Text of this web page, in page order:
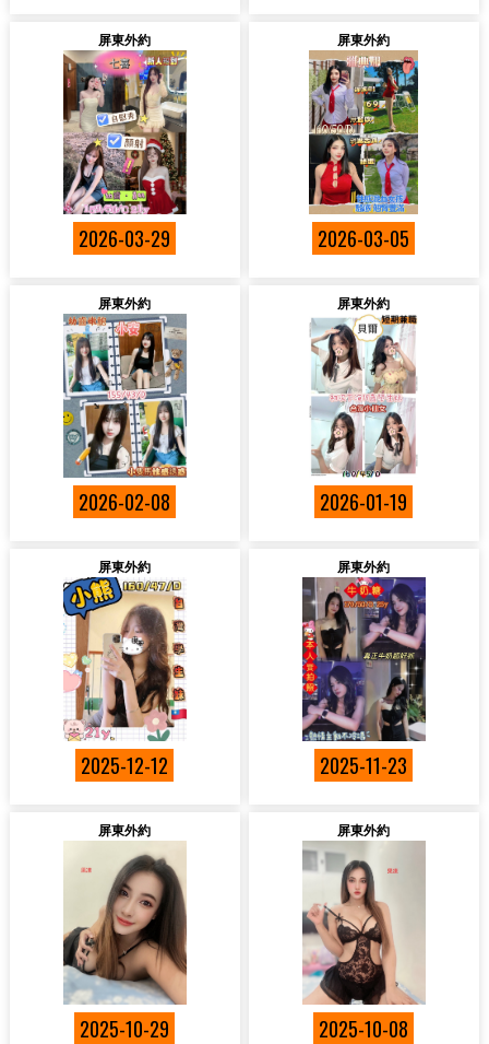
屏東外約
2026-03-29
屏東外約
2026-03-05
屏東外約
2026-02-08
屏東外約
2026-01-19
屏東外約
2025-12-12
屏東外約
2025-11-23
屏東外約
2025-10-29
屏東外約
2025-10-08